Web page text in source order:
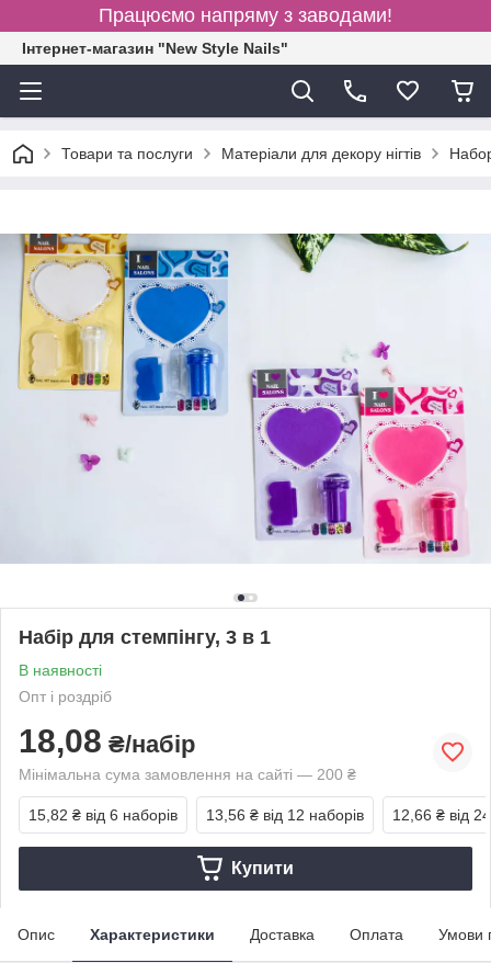
Працюємо напряму з заводами!
Інтернет-магазин "New Style Nails"
Товари та послуги Матеріали для декору нігтів
Набір для стемпінгу, 3 в 1
В наявності
Опт і роздріб
18,08 ₴/набір
Мінімальна сума замовлення на сайті — 200 ₴
15,82 ₴ від 6 наборів 13,56 ₴ від 12 наборів 12,66 ₴ від
Купити
Опис Характеристики Доставка Оплата Умови